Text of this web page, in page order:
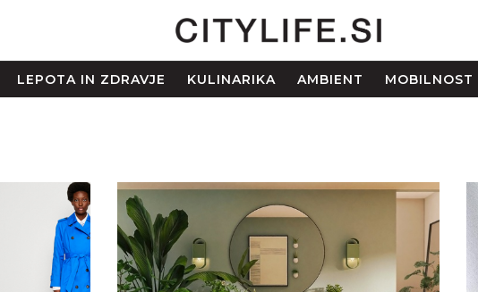
LEPOTA IN ZDRAVJE KULINARIKA AMBIENT MOBILNOST